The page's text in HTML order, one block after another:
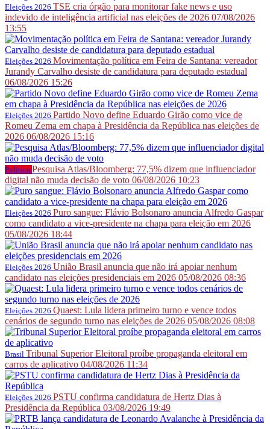
Eleições 2026 TSE cria órgão para monitorar fake news e uso
indevido de inteligência artificial nas eleições de 2026 07/08/2026
13:55
Eleições 2026 Movimentação política em Feira de Santana: vereador
Jurandy Carvalho desiste de candidatura para deputado estadual
06/08/2026 15:26
Eleições 2026 Partido Novo define Eduardo Girão como vice de
Romeu Zema em chapa à Presidência da República nas eleições de
2026 06/08/2026 15:16
Política Pesquisa Atlas/Bloomberg: 77,5% dizem que influenciador
digital não muda decisão de voto 06/08/2026 10:23
Eleições 2026 Puro sangue: Flávio Bolsonaro anuncia Alfredo Gaspar
como candidato a vice-presidente na chapa para eleição em 2026
05/08/2026 18:44
Eleições 2026 União Brasil anuncia que não irá apoiar nenhum
candidato nas eleições presidenciais em 2026 05/08/2026 08:36
Eleições 2026 Quaest: Lula lidera primeiro turno e vence todos
cenários de segundo turno nas eleições de 2026 05/08/2026 08:08
Brasil Tribunal Superior Eleitoral proíbe propaganda eleitoral em
carros de aplicativo 04/08/2026 11:34
Eleições 2026 PSTU confirma candidatura de Hertz Dias à
Presidência da República 03/08/2026 19:49